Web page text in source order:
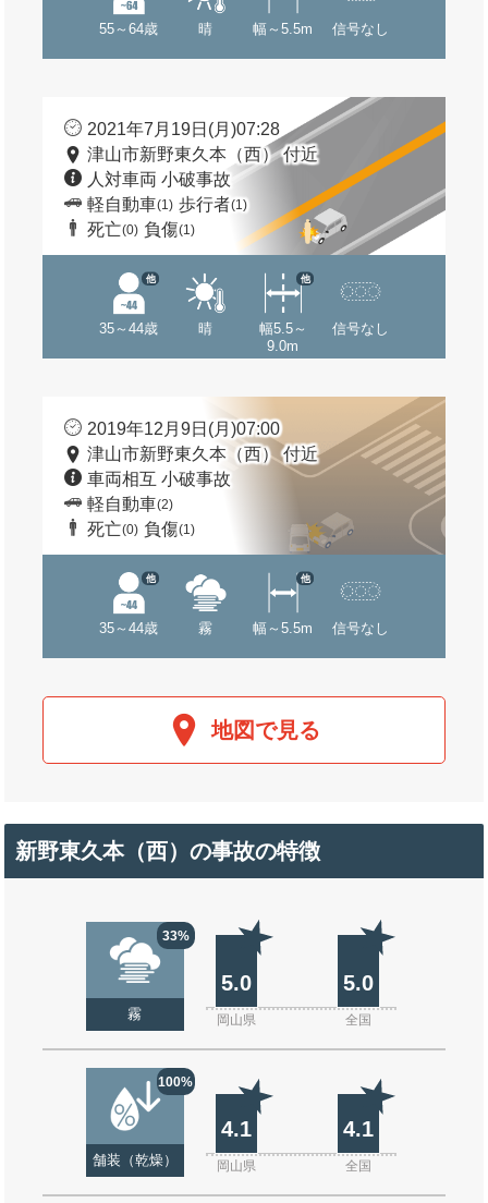
55～64歳 晴 幅～5.5m 信号なし
2021年7月19日(月)07:28
津山市新野東久本（西） 付近
人対車両 小破事故
軽自動車(1) 歩行者(1)
死亡(0) 負傷(1)
35～44歳
他
晴
幅5.5～
9.0m
他
信号なし
2019年12月9日(月)07:00
津山市新野東久本（西） 付近
車両相互 小破事故
軽自動車(2)
死亡(0) 負傷(1)
35～44歳
他
霧 幅～5.5m
他
信号なし
地図で見る
新野東久本（西）の事故の特徴
33%
霧
5.0 5.0
岡山県 全国
100%
舗装（乾燥）
4.1 4.1
岡山県 全国